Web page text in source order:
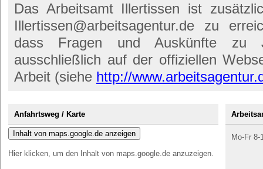
Das Arbeitsamt Illertissen ist
Illertissen@arbeitsagentur.de zu
dass Fragen und Auskünfte zu
ausschließlich auf der offiziellen
Arbeit (siehe http://
Anfahrtsweg / Karte
Inhalt von maps.google.de anzeigen
Hier klicken, um den Inhalt von maps.google.de anzuzeigen.
Mo-Fr 8-